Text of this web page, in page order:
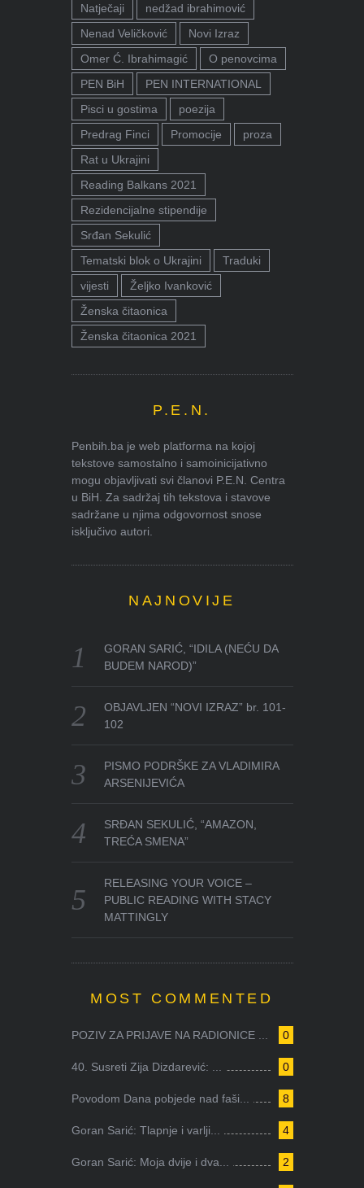
Natječaji
nedžad ibrahimović
Nenad Veličković
Novi Izraz
Omer Ć. Ibrahimagić
O penovcima
PEN BiH
PEN INTERNATIONAL
Pisci u gostima
poezija
Predrag Finci
Promocije
proza
Rat u Ukrajini
Reading Balkans 2021
Rezidencijalne stipendije
Srđan Sekulić
Tematski blok o Ukrajini
Traduki
vijesti
Željko Ivanković
Ženska čitaonica
Ženska čitaonica 2021
P.E.N.
Penbih.ba je web platforma na kojoj
tekstove samostalno i samoinicijativno
mogu objavljivati svi članovi P.E.N. Centra
u BiH. Za sadržaj tih tekstova i stavove
sadržane u njima odgovornost snose
isključivo autori.
NAJNOVIJE
GORAN SARIĆ, “IDILA (NEĆU DA
BUDEM NAROD)”
OBJAVLJEN “NOVI IZRAZ” br. 101-
102
PISMO PODRŠKE ZA VLADIMIRA
ARSENIJEVIĆA
SRĐAN SEKULIĆ, “AMAZON,
TREĆA SMENA”
RELEASING YOUR VOICE –
PUBLIC READING WITH STACY
MATTINGLY
MOST COMMENTED
0
POZIV ZA PRIJAVE NA RADIONICE ...
0
40. Susreti Zija Dizdarević: ...
8
Povodom Dana pobjede nad faši...
4
Goran Sarić: Tlapnje i varlji...
2
Goran Sarić: Moja dvije i dva...